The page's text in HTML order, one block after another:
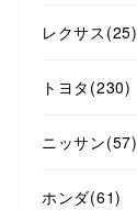
レクサス (25)
トヨタ (230)
ニッサン(57)
ホンダ(61)